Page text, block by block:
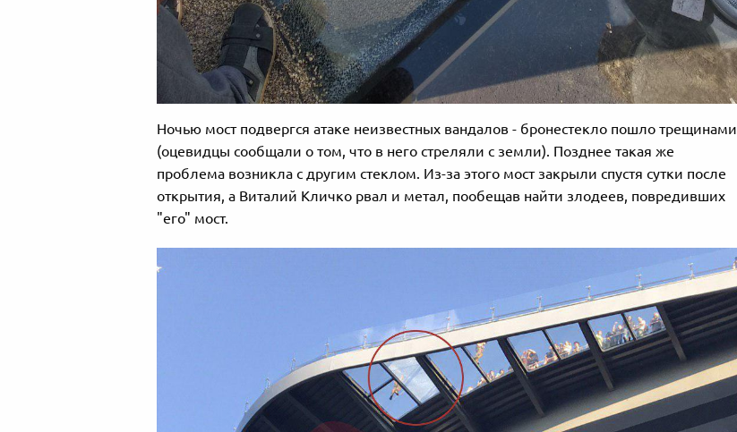
Ночью мост подвергся атаке неизвестных вандалов - бронестекло пошло трещинами
(оцевидцы сообщали о том, что в него стреляли с земли). Позднее такая же
проблема возникла с другим стеклом. Из-за этого мост закрыли спустя сутки после
открытия, а Виталий Кличко рвал и метал, пообещав найти злодеев, повредивших
"его" мост.